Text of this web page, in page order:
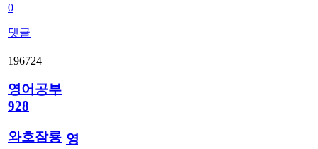
0
댓글
196724
영어공부
928
와호잠룡 영